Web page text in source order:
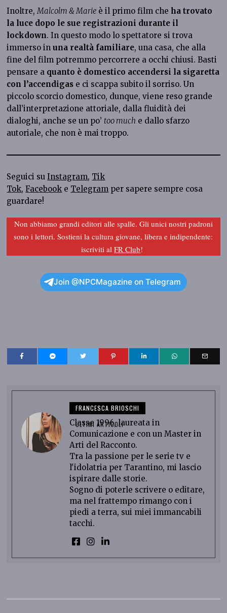
Inoltre, Malcolm & Marie è il primo film cheha trovato
la luce dopo le sue registrazioni durante il
lockdown. In questo modo lo spettatore si trova
immerso inuna realtà familiare, una casa, che alla
fine del film potremmo percorrere a occhi chiusi. Basti
pensare a quanto è domestico accendersi la sigaretta
con l’accendigas e ci scappa subito il sorriso. Un
piccolo scorcio domestico, dunque, viene reso grande
dall’interpretazione attoriale, dalla fluidità dei
dialoghi, anche se un po’ too much e dallo sfarzo
autoriale, che non è mai troppo.
Seguici suInstagram, Tik
Tok,Facebook e Telegram per sapere sempre cosa
guardare!
Non abbiamo grandi editori alle spalle. Gli unici nostri padroni
sono i lettori. Sostieni la cultura giovane, libera e indipendente:
iscriviti alFR Club!
Join @NPCMagazine on Telegram
FRANCESCA BRIOSCHI
ULTIMI ARTICOLI
Classe 1996, laureata in
Comunicazione e con un Master in
Arti del Racconto.
Tra la passione per le serie tv e
l'idolatria per Tarantino, mi lascio
ispirare dalle storie.
Sogno di poterle scrivere o editare,
ma nel frattempo rimango con i
piedi a terra, sui miei immancabili
tacchi.